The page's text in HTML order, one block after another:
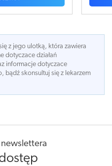
z jego ulotką, która zawiera
dotyczace działań
informacje dotyczace
bądź skonsultuj się z lekarzem